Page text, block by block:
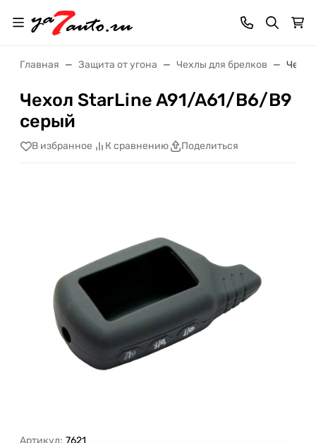
Главная Защита от угона Чехлы для брелков
Чехол StarLine A91/A61/B6/B9
серый
В избранное К сравнению Поделиться
Артикул: 7621